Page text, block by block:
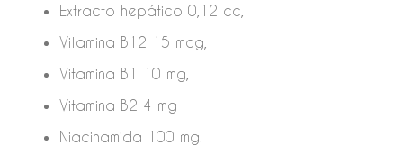
Extracto hepático 0,12 cc,
Vitamina B12 15 mcg,
Vitamina B1 10 mg,
Vitamina B2 4 mg
Niacinamida 100 mg.